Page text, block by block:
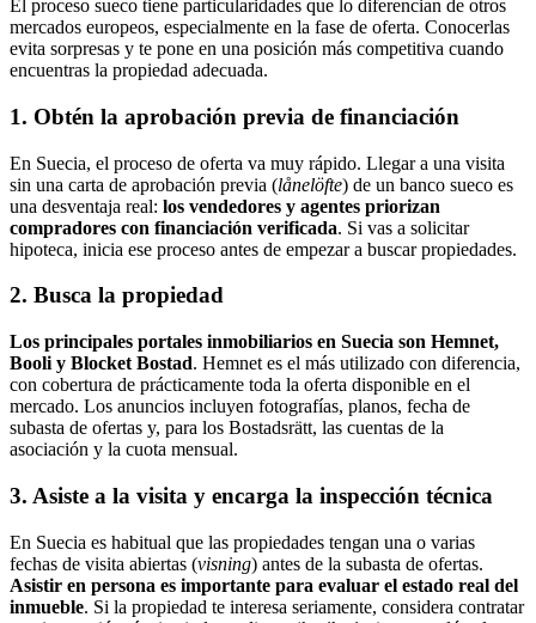
El proceso sueco tiene particularidades que lo diferencian de otros
mercados europeos, especialmente en la fase de oferta. Conocerlas
evita sorpresas y te pone en una posición más competitiva cuando
encuentras la propiedad adecuada.
1. Obtén la aprobación previa de financiación
En Suecia, el proceso de oferta va muy rápido. Llegar a una visita
sin una carta de aprobación previa (lånelöfte) de un banco sueco es
una desventaja real: los vendedores y agentes priorizan
compradores con financiación verificada. Si vas a solicitar
hipoteca, inicia ese proceso antes de empezar a buscar propiedades.
2. Busca la propiedad
Los principales portales inmobiliarios en Suecia son Hemnet,
Booli y Blocket Bostad. Hemnet es el más utilizado con diferencia,
con cobertura de prácticamente toda la oferta disponible en el
mercado. Los anuncios incluyen fotografías, planos, fecha de
subasta de ofertas y, para los Bostadsrätt, las cuentas de la
asociación y la cuota mensual.
3. Asiste a la visita y encarga la inspección técnica
En Suecia es habitual que las propiedades tengan una o varias
fechas de visita abiertas (visning) antes de la subasta de ofertas.
Asistir en persona es importante para evaluar el estado real del
inmueble. Si la propiedad te interesa seriamente, considera contratar